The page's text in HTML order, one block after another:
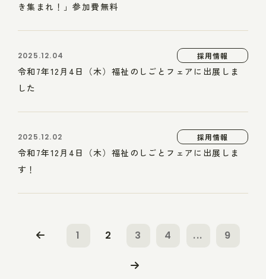
き集まれ！」参加費無料
2025.12.04 採用情報
令和7年12月4日（木）福祉のしごとフェアに出展しま
した
2025.12.02 採用情報
令和7年12月4日（木）福祉のしごとフェアに出展しま
す！
1 2 3 4 ... 9